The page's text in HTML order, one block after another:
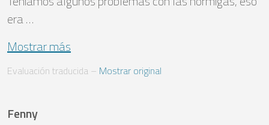
era …
Mostrar más
Evaluación traducida – Mostrar original
Fenny